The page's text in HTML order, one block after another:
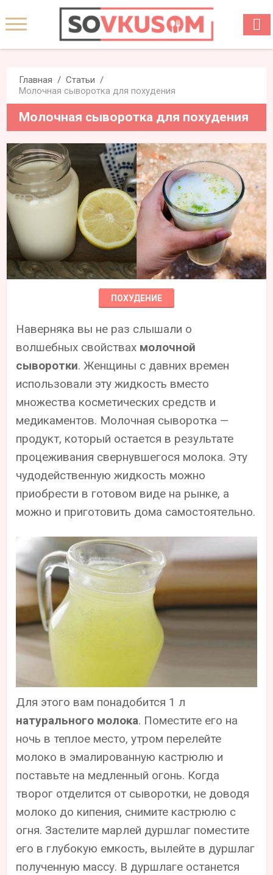
Главная
Статьи
Молочная сыворотка для похудения
Молочная сыворотка для похудения
ПОХУДЕНИЕ
Наверняка вы не раз слышали о
волшебных свойствах молочной
сыворотки. Женщины с давних времен
использовали эту жидкость вместо
множества косметических средств и
медикаментов. Молочная сыворотка —
продукт, который остается в результате
процеживания свернувшегося молока. Эту
чудодейственную жидкость можно
приобрести в готовом виде на рынке, а
можно и приготовить дома самостоятельно.
Для этого вам понадобится 1 л
натурального молока. Поместите его на
ночь в теплое место, утром перелейте
молоко в эмалированную кастрюлю и
поставьте на медленный огонь. Когда
творог отделится от сыворотки, не доводя
молоко до кипения, снимите кастрюлю с
огня. Застелите марлей дуршлаг поместите
его в глубокую емкость, вылейте в дуршлаг
полученную массу. В дуршлаге останется